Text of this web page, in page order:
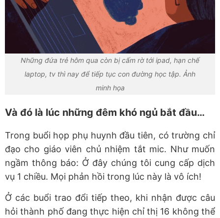
Những đứa trẻ hôm qua còn bị cấm rờ tới ipad, hạn chế
laptop, tv thì nay để tiếp tục con đường học tập. Ảnh
minh họa
Và đó là lúc những đêm khó ngủ bắt đầu…
Trong buổi họp phụ huynh đầu tiên, có trường chỉ
đạo cho giáo viên chủ nhiệm tắt mic. Như muốn
ngầm thông báo: Ở đây chúng tôi cung cấp dịch
vụ 1 chiều. Mọi phản hồi trong lúc này là vô ích!
Ở các buổi trao đổi tiếp theo, khi nhận được câu
hỏi thành phố đang thực hiện chỉ thị 16 không thể